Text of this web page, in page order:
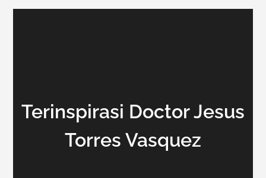
Terinspirasi Doctor Jesus
Torres Vasquez